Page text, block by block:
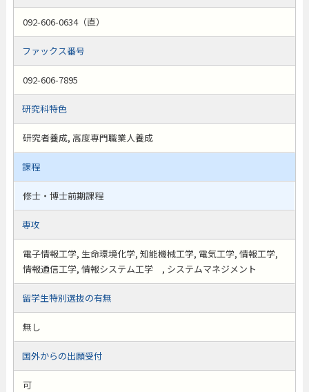
092-606-0634（直）
ファックス番号
092-606-7895
研究科特色
研究者養成, 高度専門職業人養成
課程
修士・博士前期課程
専攻
電子情報工学, 生命環境化学, 知能機械工学, 電気工学, 情報工学,
情報通信工学, 情報システム工学 , システムマネジメント
留学生特別選抜の有無
無し
国外からの出願受付
可